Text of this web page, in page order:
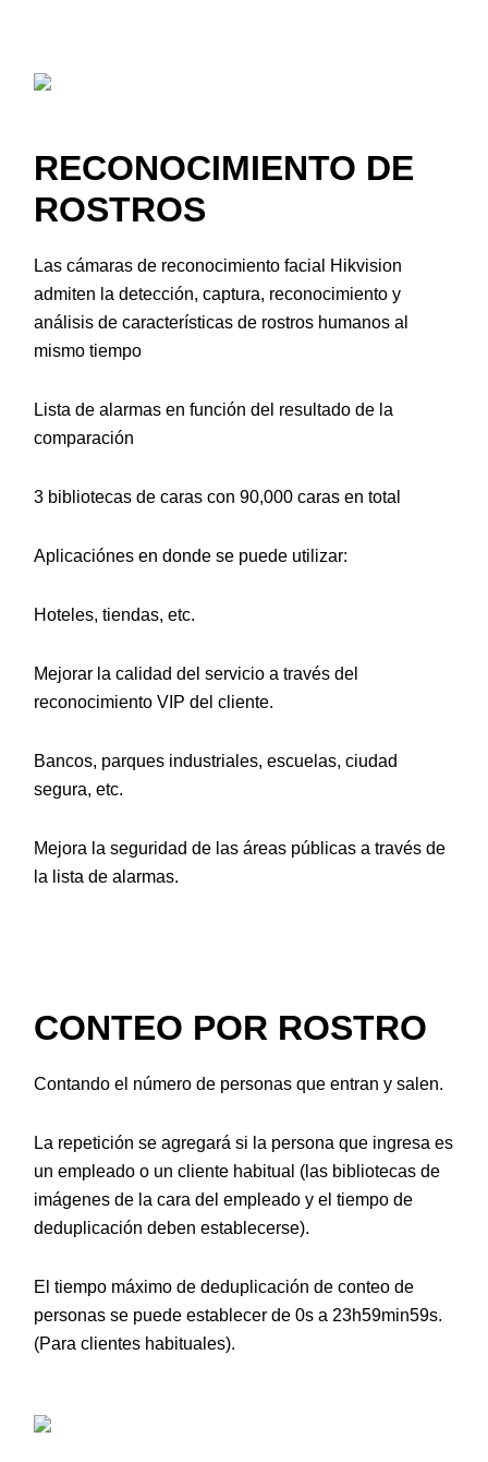
RECONOCIMIENTO DE
ROSTROS
Las cámaras de reconocimiento facial Hikvision
admiten la detección, captura, reconocimiento y
análisis de características de rostros humanos al
mismo tiempo
Lista de alarmas en función del resultado de la
comparación
3 bibliotecas de caras con 90,000 caras en total
Aplicaciónes en donde se puede utilizar:
Hoteles, tiendas, etc.
Mejorar la calidad del servicio a través del
reconocimiento VIP del cliente.
Bancos, parques industriales, escuelas, ciudad
segura, etc.
Mejora la seguridad de las áreas públicas a través de
la lista de alarmas.
CONTEO POR ROSTRO
Contando el número de personas que entran y salen.
La repetición se agregará si la persona que ingresa es
un empleado o un cliente habitual (las bibliotecas de
imágenes de la cara del empleado y el tiempo de
deduplicación deben establecerse).
El tiempo máximo de deduplicación de conteo de
personas se puede establecer de 0s a 23h59min59s.
(Para clientes habituales).